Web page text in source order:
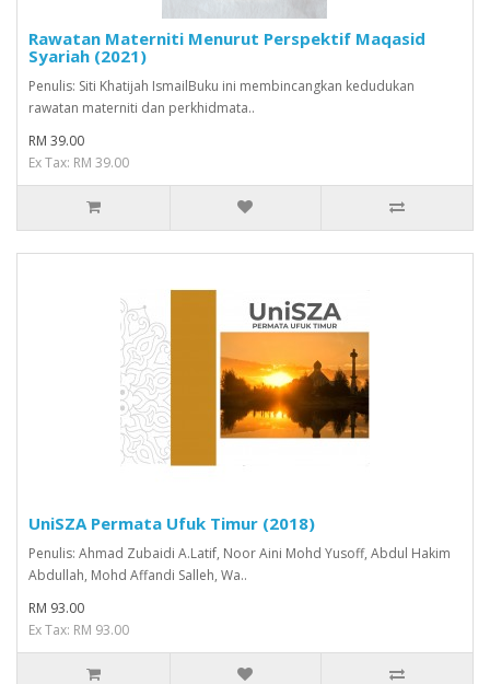
Rawatan Materniti Menurut Perspektif Maqasid
Syariah (2021)
Penulis: Siti Khatijah IsmailBuku ini membincangkan kedudukan
rawatan materniti dan perkhidmata..
RM 39.00
Ex Tax: RM 39.00
UniSZA Permata Ufuk Timur (2018)
Penulis: Ahmad Zubaidi A.Latif, Noor Aini Mohd Yusoff, Abdul Hakim
Abdullah, Mohd Affandi Salleh, Wa..
RM 93.00
Ex Tax: RM 93.00